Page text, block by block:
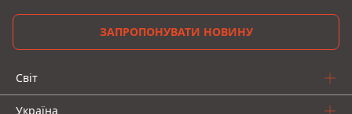
ЗАПРОПОНУВАТИ НОВИНУ
Світ
Україна